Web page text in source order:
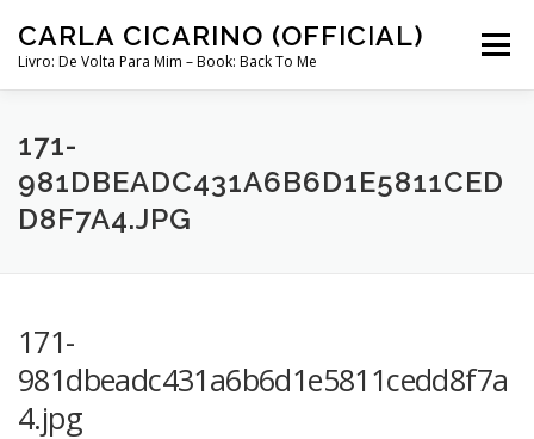
content
CARLA CICARINO (OFFICIAL)
Livro: De Volta Para Mim – Book: Back To Me
Menu
COMPRAR LIVRO “DE VOLTA PARA MIM”
MINHA CONTA
171-
981DBEADC431A6B6D1E5811CED
D8F7A4.JPG
171-
981dbeadc431a6b6d1e5811cedd8f7a
4.jpg